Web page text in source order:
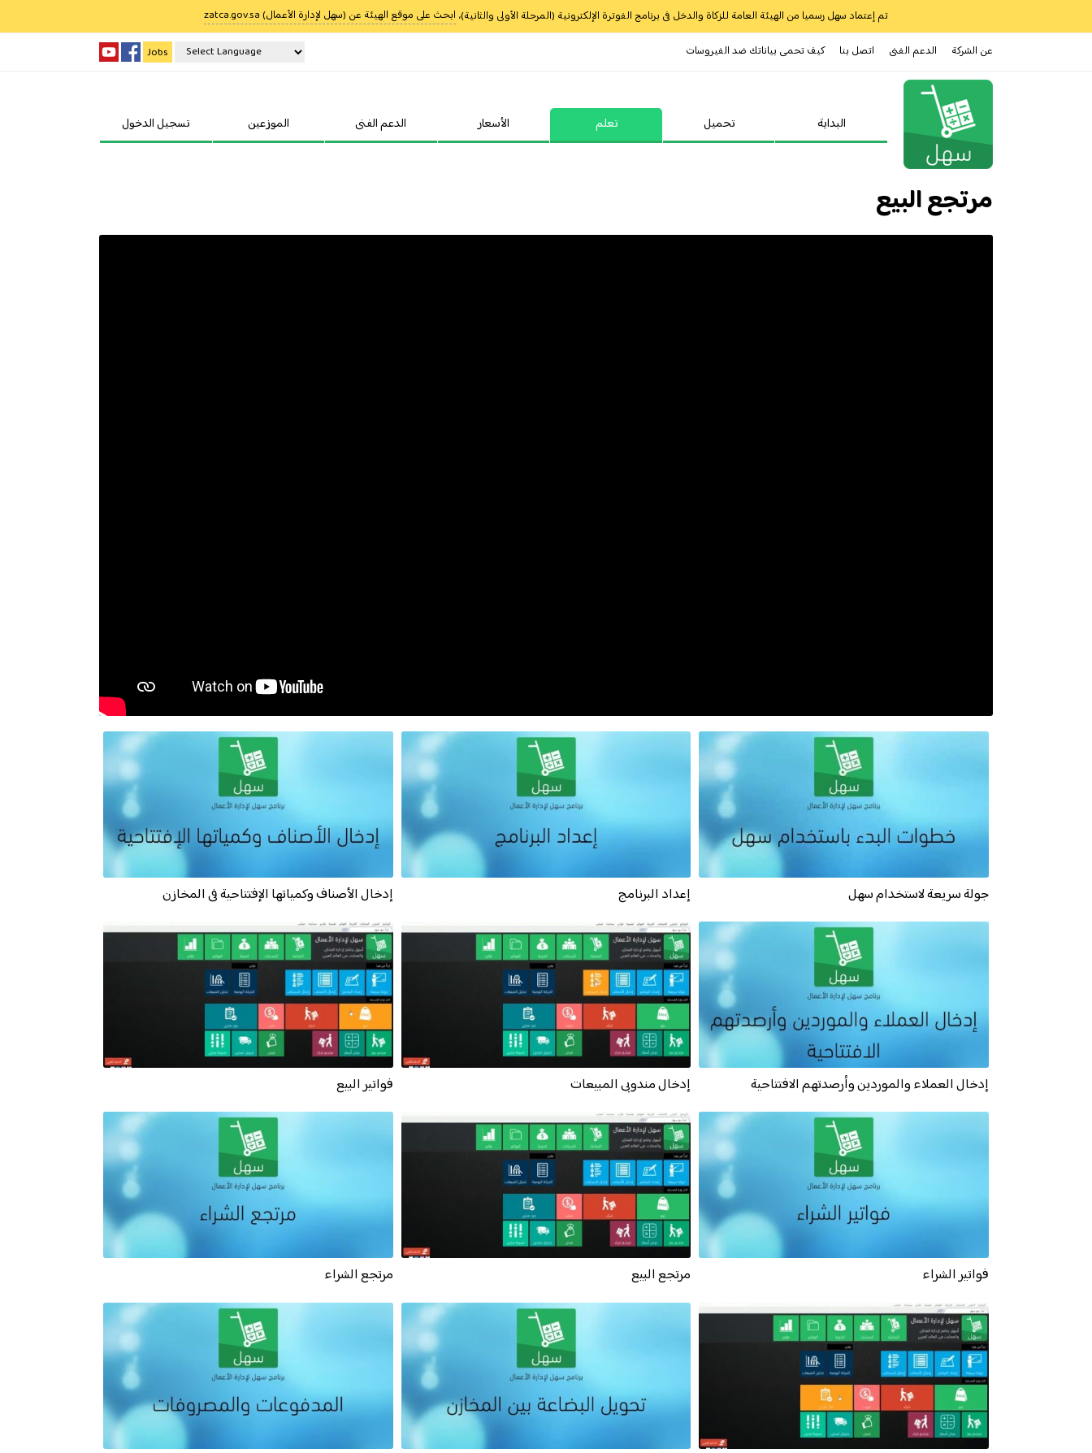
تم إعتماد سهل رسميا من الهيئة العامة للزكاة والدخل فى برنامج الفوترة الإلكترونية (المرحلة الأولى والثانية)، ابحث على موقع الهيئة عن (سهل لإدارة الأعمال) zatca.gov.sa
عن الشركة
الدعم الفنى اتصل بنا
كيف تحمى بياناتك ضد الفيروسات
Jobs
البداية تحميل تعلم الأسعار الدعم الفنى الموزعين تسجيل الدخول
مرتجع البيع
جولة سريعة لاستخدام سهل إعداد البرنامج إدخال الأصناف وكمياتها الإفتتاحية فى المخازن
إدخال العملاء والموردين وأرصدتهم الافتتاحية إدخال مندوبى المبيعات فواتير البيع
فواتير الشراء مرتجع البيع مرتجع الشراء